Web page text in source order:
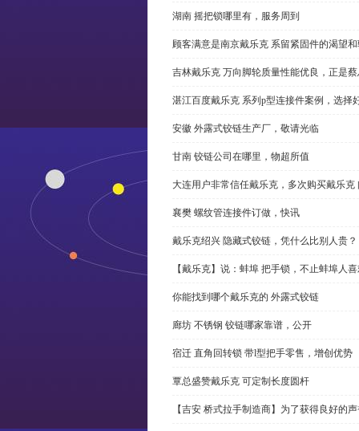
湖南 摇把锁哪里有，服务周到
顾客满意是南京戴乐克 系留紧固件的渴望
吉林戴乐克 万向脚轮质量性能优良，正是
湛江百度戴乐克 系列p型连接件案例，选择
安徽 外露式铰链生产厂，敬请光临
甘南 铰链公司在哪里，物超所值
大连用户非常信任戴乐克，多次购买戴乐克
襄樊 螺纹管连接件订做，快讯
戴乐克绍兴 隐藏式铰链，凭什么比别人贵？
【戴乐克】说：蚌埠 把手锁，不止蚌埠人
你能找到哪个戴乐克的 外露式铰链
廊坊 不锈钢 铰链哪家靠谱，公开
宿迁 直角回转锁 带l型把手零售，增创优势
覃总盛赞戴乐克 可定制长度圆杆
【吉安 桥式拉手制造商】为了获得良好的